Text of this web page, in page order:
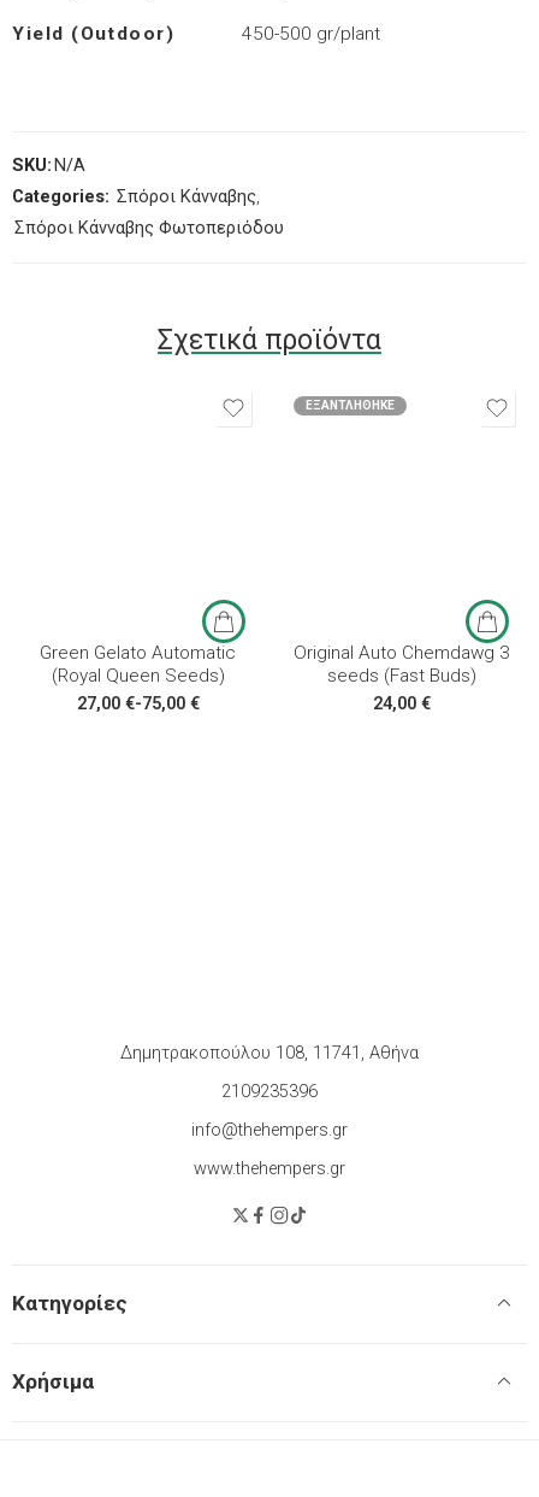
Yield (Outdoor) 450-500 gr/plant
SKU:N/A
Categories: Σπόροι Κάνναβης,
Σπόροι Κάνναβης Φωτοπεριόδου
Σχετικά προϊόντα
Green Gelato Automatic
(Royal Queen Seeds)
27,00 €-75,00 €
ΕΞΑΝΤΛΉΘΗΚΕ
Original Auto Chemdawg 3
seeds (Fast Buds)
24,00 €
Δημητρακοπούλου 108, 11741, Αθήνα
2109235396
info@thehempers.gr
www.thehempers.gr
Κατηγορίες
Χρήσιμα